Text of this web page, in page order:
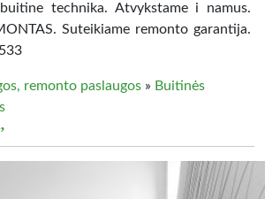
technika. Atvykstame i namus.
Suteikiame remonto garantija.
remonto paslaugos » Buitinės